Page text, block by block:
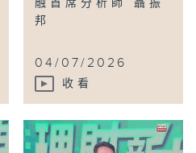
融首席分析師 聶振
邦
04/07/2026
收看